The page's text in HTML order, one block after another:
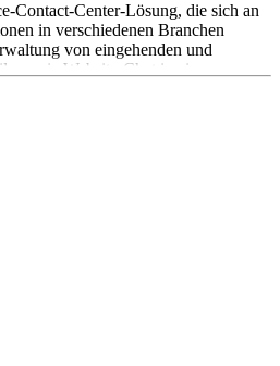
Contact-Center-Lösung, die sich an
in verschiedenen Branchen
von eingehenden und
sowie Website-Chat in einer
Die Software bietet Funktionen
Warteschlangenpriorisierung.
gehostet werden, um die
Preisin